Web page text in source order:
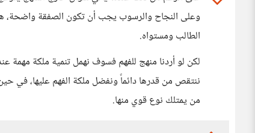
وعلى النجاح والرسوب يجب أن تكون الصفقة واضحة،
الطالب ومستواه.
لكن لو أردنا منهج للفهم فسوف نهمل تنمية ملكة
ننتقص من قدرها دائماً ونفضل ملكة الفهم عليها، في
من يمتلك نوع قوي منها.